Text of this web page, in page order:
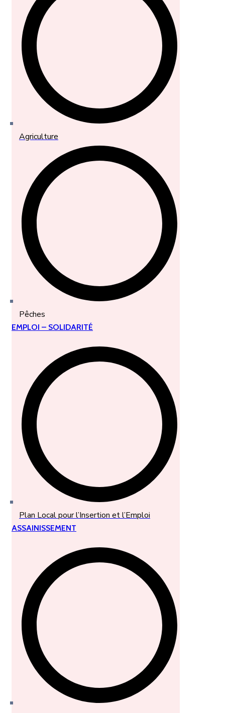
Agriculture
Pêches
EMPLOI – SOLIDARITÉ
Plan Local pour l’Insertion et l’Emploi
ASSAINISSEMENT